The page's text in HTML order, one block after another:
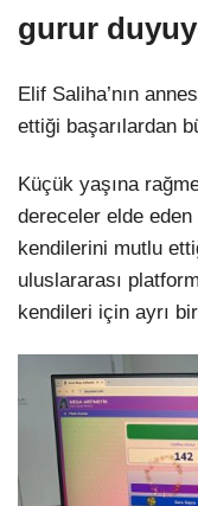
gurur
Elif Saliha’nın
ettiği başarılardan
Küçük yaşına
dereceler elde eden
kendilerini mutlu
uluslararası
kendileri için ayrı